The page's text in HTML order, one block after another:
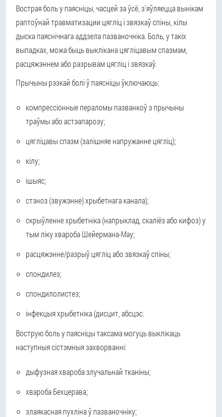
Вострая боль у паясніцы, часцей за ўсё, з'яўляецца вынікам
раптоўнай травматизации цягліц і звязкаў спіны, кілы
дыска паяснічнага аддзела пазваночніка. Боль, у такіх
выпадках, можа быць выклікана цягліцавым спазмам,
расцяжэннем або разрывам цягліц і звязкаў.
Прычыны рэзкай болі ў паясніцы ўключаюць:
компрессіонные пераломы пазванкоў з прычыны
траўмы або астэапарозу;
цягліцавы спазм (залішняе напружанне цягліц);
кілу;
ішыяс;
стэноз (звужэнне) хрыбетнага канала);
скрыўленне хрыбетніка (напрыклад, скаліёз або кифоз) у
тым ліку хвароба Шейермана-Мау;
расцяжэнне/разрыў цягліц або звязкаў спіны;
спондилез;
спондилолистез;
інфекцыя хрыбетніка (дисцит, абсцэс.
Вострую боль у паясніцы таксама могуць выклікаць
наступныя сістэмныя захворванні:
дыфузная хвароба злучальнай тканіны;
хвароба Бехцерава;
злаякасная пухліна ў пазваночніку;